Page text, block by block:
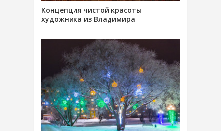
Концепция чистой красоты
художника из Владимира